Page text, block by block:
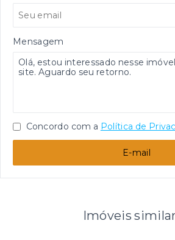
Mensagem
Concordo com a Política de
E-mail
Imóveis